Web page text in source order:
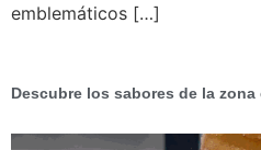
emblemáticos […]
Descubre los sabores de la